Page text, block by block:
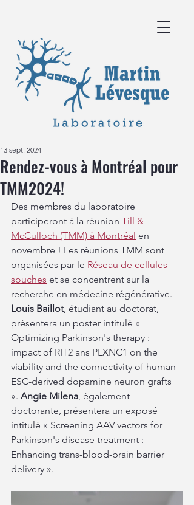
Rendez-vous à Montréal pour
TMM2024!
13 sept. 2024
Des membres du laboratoire
participeront à la réunion Till &
McCulloch (TMM) à Montréal en
novembre ! Les réunions TMM sont
organisées par le Réseau de cellules
souches et se concentrent sur la
recherche en médecine régénérative.
Louis Baillot, étudiant au doctorat,
présentera un poster intitulé «
Optimizing Parkinson's therapy :
impact of RIT2 ans PLXNC1 on the
viability and the connectivity of human
ESC-derived dopamine neuron grafts
». Angie Milena, également
doctorante, présentera un exposé
intitulé « Screening AAV vectors for
Parkinson's disease treatment :
Enhancing trans-blood-brain barrier
delivery ».